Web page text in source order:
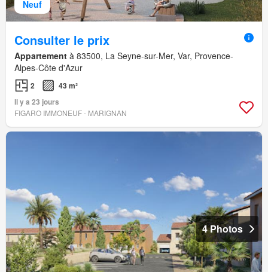
Neuf
Consulter le prix
Appartement à 83500, La Seyne-sur-Mer, Var, Provence-
Alpes-Côte d'Azur
2
43 m²
Il y a 23 jours
FIGARO IMMONEUF - MARIGNAN
4 Photos